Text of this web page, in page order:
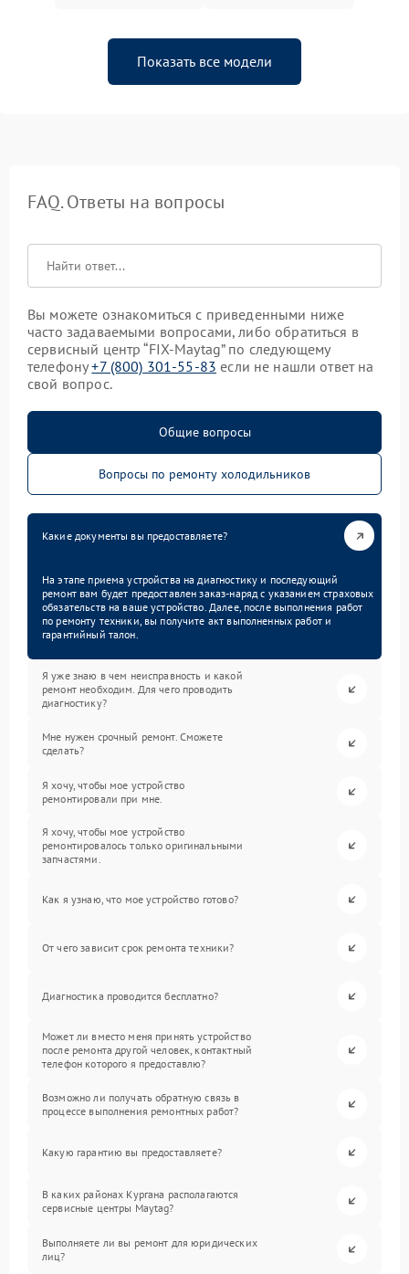
Показать все модели
FAQ. Ответы на вопросы
Вы можете ознакомиться с приведенными ниже
часто задаваемыми вопросами, либо обратиться в
сервисный центр “FIX-Maytag” по следующему
телефону+7 (800) 301-55-83 если не нашли ответ на
свой вопрос.
Общие вопросы
Вопросы по ремонту холодильников
Какие документы вы предоставляете?
На этапе приема устройства на диагностику и последующий
ремонт вам будет предоставлен заказ-наряд с указанием страховых
обязательств на ваше устройство. Далее, после выполнения работ
по ремонту техники, вы получите акт выполненных работ и
гарантийный талон.
Я уже знаю в чем неисправность и какой
ремонт необходим. Для чего проводить
диагностику?
Мне нужен срочный ремонт. Сможете
сделать?
Я хочу, чтобы мое устройство
ремонтировали при мне.
Я хочу, чтобы мое устройство
ремонтировалось только оригинальными
запчастями.
Как я узнаю, что мое устройство готово?
От чего зависит срок ремонта техники?
Диагностика проводится бесплатно?
Может ли вместо меня принять устройство
после ремонта другой человек, контактный
телефон которого я предоставлю?
Возможно ли получать обратную связь в
процессе выполнения ремонтных работ?
Какую гарантию вы предоставляете?
В каких районах Кургана располагаются
сервисные центры Maytag?
Выполняете ли вы ремонт для юридических
лиц?